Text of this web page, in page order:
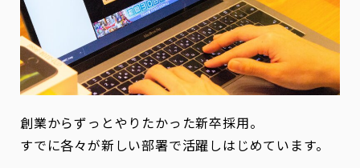
創業からずっとやりたかった新卒採用。
すでに各々が新しい部署で活躍しはじめています。